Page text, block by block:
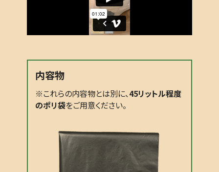
内容物
※これらの内容物とは別に、45リットル程度
のポリ袋をご用意ください。